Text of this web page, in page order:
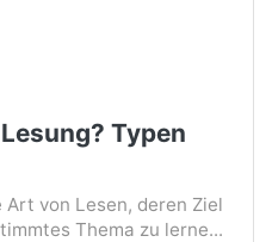
Typen
von Lesen, deren Ziel
Thema zu lerne...